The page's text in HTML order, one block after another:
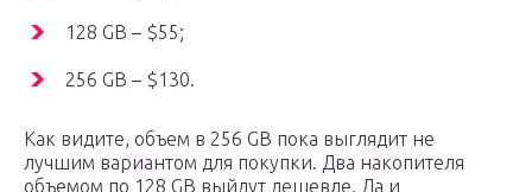
128 GB – $55;
256 GB – $130.
Как видите, объем в 256 GB пока выглядит не
лучшим вариантом для покупки. Два накопителя
объемом по 128 GB выйдут дешевле. Да и